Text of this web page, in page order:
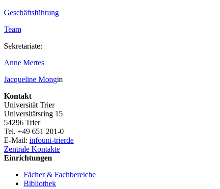
Geschäftsführung
Team
Sekretariate:
Anne Mertes
Jacqueline Mongin
Kontakt
Universität Trier
Universitätsring 15
54296 Trier
Tel. +49 651 201-0
E-Mail: infouni-trierde
Zentrale Kontakte
Einrichtungen
Fächer & Fachbereiche
Bibliothek